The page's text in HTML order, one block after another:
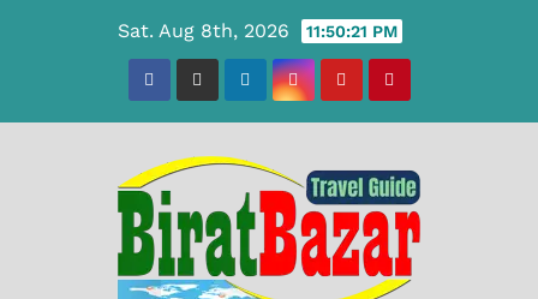
Sat. Aug 8th, 2026 11:50:22 PM